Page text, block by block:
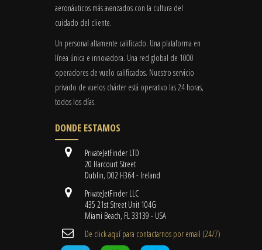
aeronáuticos más avanzados con la cultura del
cuidado del cliente.
Un personal altamente calificado. Una plataforma en
línea única e innovadora. Una red global de 1000
operadores de vuelo calificados. Nuestro servicio
privado de vuelos chárter está operativo las 24 horas,
todos los días.
DONDE ESTAMOS
PrivateJetFinder LTD
20 Harcourt Street
Dublin, D02 H364 - Ireland
PrivateJetFinder LLC
435 21st Street Unit 104G
Miami Beach, FL 33139 - USA
De click aquí para contactarnos por email ​(24/7)